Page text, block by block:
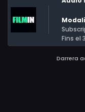
Fins el
Darrera